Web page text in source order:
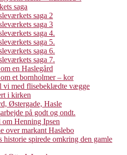
saga
saga 2
saga 3
saga 4.
saga 5.
saga 6.
saga 7.
en Haslegård
et bornholmer – kor
vi med flisebeklædte vægge
i kirken
Østergade, Hasle
på godt og ondt.
Henning Ipsen
over markant Haslebo
historie spirede omkring den gamle